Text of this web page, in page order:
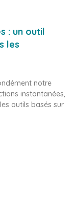
: un outil
les
notre
instantanées,
outils basés sur